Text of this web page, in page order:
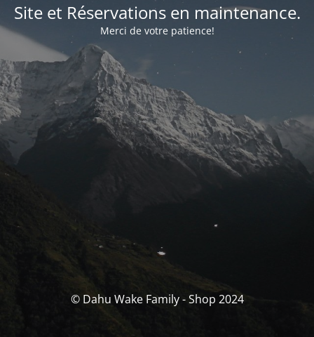
Site et Réservations en maintenance.
Merci de votre patience!
© Dahu Wake Family - Shop 2024